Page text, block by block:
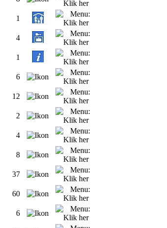
1
4
1
6
12
2
4
8
37
60
6